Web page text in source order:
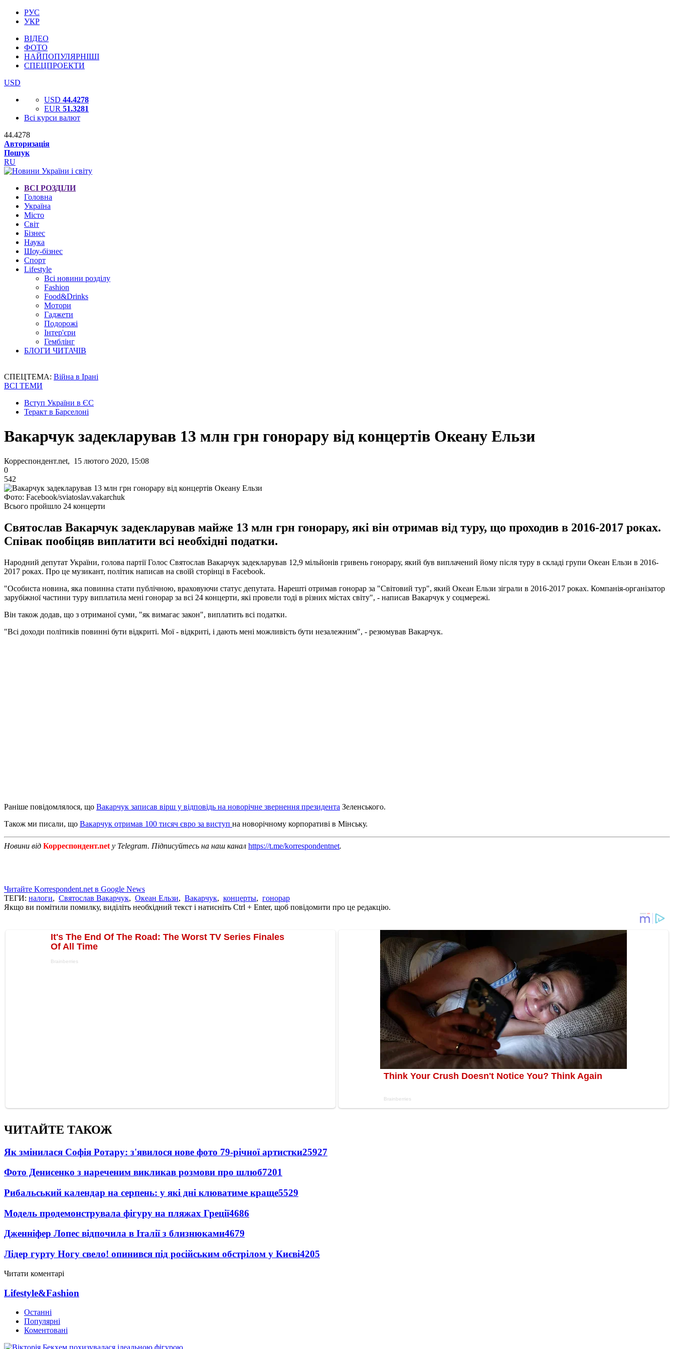
РУС
УКР
ВІДЕО
ФОТО
НАЙПОПУЛЯРНІШІ
СПЕЦПРОЕКТИ
USD
USD 44.4278
EUR 51.3281
Всі курси валют
44.4278
Авторизація
Пошук
RU
ВСІ РОЗДІЛИ
Головна
Україна
Місто
Світ
Бізнес
Наука
Шоу-бізнес
Спорт
Lifestyle
Всі новини розділу
Fashion
Food&Drinks
Мотори
Гаджети
Подорожі
Інтер'єри
Гемблінг
БЛОГИ ЧИТАЧІВ
СПЕЦТЕМА: Війна в Ірані
ВСІ ТЕМИ
Вступ України в ЄС
Теракт в Барселоні
Вакарчук задекларував 13 млн грн гонорару від концертів Океану Ельзи
Корреспондент.net, 15 лютого 2020, 15:08
0
542
Фото: Facebook/sviatoslav.vakarchuk
Всього пройшло 24 концерти
Святослав Вакарчук задекларував майже 13 млн грн гонорару, які він отримав від туру, що проходив в 2016-2017 роках.
Співак пообіцяв виплатити всі необхідні податки.
Народний депутат України, голова партії Голос Святослав Вакарчук задекларував 12,9 мільйонів гривень гонорару, який був виплачений йому після туру в складі групи Океан Ельзи в 2016-
2017 роках. Про це музикант, політик написав на своїй сторінці в Facebook.
"Особиста новина, яка повинна стати публічною, враховуючи статус депутата. Нарешті отримав гонорар за "Світовий тур", який Океан Ельзи зіграли в 2016-2017 роках. Компанія-організатор
зарубіжної частини туру виплатила мені гонорар за всі 24 концерти, які провели тоді в різних містах світу", - написав Вакарчук у соцмережі.
Він також додав, що з отриманої суми, "як вимагає закон", виплатить всі податки.
"Всі доходи політиків повинні бути відкриті. Мої - відкриті, і дають мені можливість бути незалежним", - резюмував Вакарчук.
Раніше повідомлялося, що Вакарчук записав вірш у відповідь на новорічне звернення президента Зеленського.
Також ми писали, що Вакарчук отримав 100 тисяч євро за виступ на новорічному корпоративі в Мінську.
Новини від Корреспондент.net у Telegram. Підписуйтесь на наш канал https://t.me/korrespondentnet.
Читайте Korrespondent.net в Google News
ТЕГИ: налоги, Святослав Вакарчук, Океан Ельзи, Вакарчук, концерты, гонорар
Якщо ви помітили помилку, виділіть необхідний текст і натисніть Ctrl + Enter, щоб повідомити про це редакцію.
ЧИТАЙТЕ ТАКОЖ
Як змінилася Софія Ротару: з'явилося нове фото 79-річної артистки25927
Фото Денисенко з нареченим викликав розмови про шлюб7201
Рибальський календар на серпень: у які дні клюватиме краще5529
Модель продемонструвала фігуру на пляжах Греції4686
Дженніфер Лопес відпочила в Італії з близнюками4679
Лідер гурту Ногу свело! опинився під російським обстрілом у Києві4205
Читати коментарі
Lifestyle&Fashion
Останні
Популярні
Коментовані